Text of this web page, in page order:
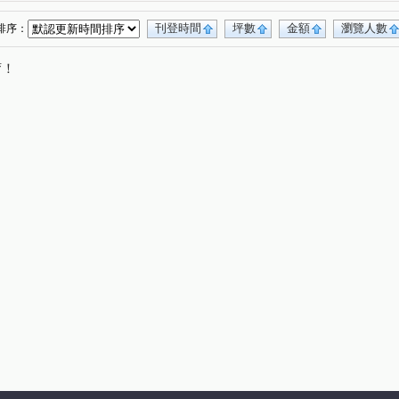
洲一路(1) 成泰路三段(1) 新城一路(1)
瀏覽人數
金額
坪數
刊登時間
序：